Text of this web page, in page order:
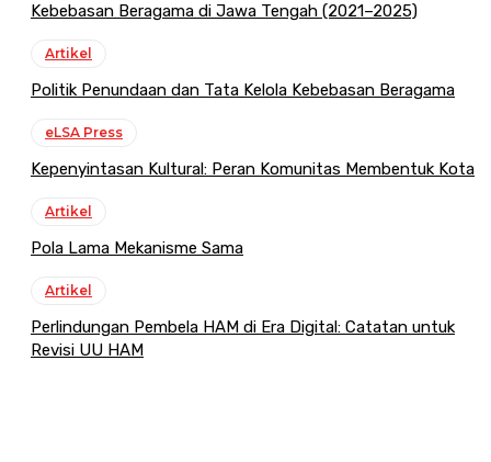
Kebebasan Beragama di Jawa Tengah (2021–2025)
Artikel
Politik Penundaan dan Tata Kelola Kebebasan Beragama
eLSA Press
Kepenyintasan Kultural: Peran Komunitas Membentuk Kota
Artikel
Pola Lama Mekanisme Sama
Artikel
Perlindungan Pembela HAM di Era Digital: Catatan untuk
Revisi UU HAM